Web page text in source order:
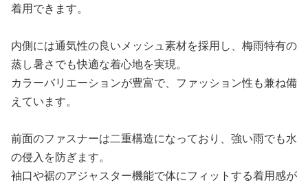
着用できます。
内側には通気性の良いメッシュ素材を採用し、梅雨特有の
蒸し暑さでも快適な着心地を実現。
カラーバリエーションが豊富で、ファッション性も兼ね備
えています。
前面のファスナーは二重構造になっており、強い雨でも水
の侵入を防ぎます。
袖口や裾のアジャスター機能で体にフィットする着用感が